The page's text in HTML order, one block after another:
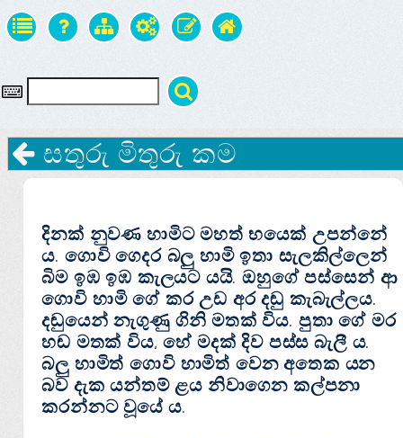
සතුරු මිතුරු කම
දිනක්‌ නුවණ හාමිට මහත් භයෙක්‌ උපන්නේ
ය. ගොවි ගෙදර බලු හාමි ඉතා සැලකිල්ලෙන්
බිම ඉඹ ඉඹ කැලයට යයි. ඔහුගේ පස්‌සෙන් ආ
ගොවි හාමි ගේ කර උඩ අර දඬු කැබැල්ලය.
දඬුයෙන් නැගුණු ගිනි මතක්‌ විය. පුතා ගේ මර
හඬ මතක්‌ විය, හේ මදක්‌ දිව පස්‌ස බැලී ය.
බලු හාමිත් ගොවි හාමිත් වෙන අතෙක යන
බව දැක යන්තම් ළය නිවාගෙන කල්පනා
කරන්නට වූයේ ය.